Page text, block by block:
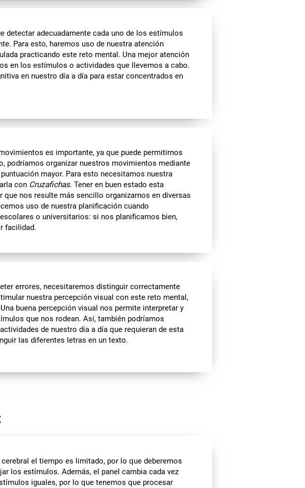
detectar adecuadamente cada uno de los estímulos
Para esto, haremos uso de nuestra atención
practicando este reto mental. Una mejor atención
en los estímulos o actividades que llevemos a cabo.
en nuestro día a día para estar concentrados en
es importante, ya que puede permitirnos
podríamos organizar nuestros movimientos mediante
mayor. Para esto necesitamos nuestra
con Cruzafichas. Tener en buen estado esta
que nos resulte más sencillo organizarnos en diversas
uso de nuestra planificación cuando
o universitarios: si nos planificamos bien,
facilidad.
errores, necesitaremos distinguir correctamente
nuestra percepción visual con este reto mental,
buena percepción visual nos permite interpretar y
que nos rodean. Así, también podríamos
de nuestro día a día que requieran de esta
las diferentes letras en un texto.
el tiempo es limitado, por lo que deberemos
los estímulos. Además, el panel cambia cada vez
iguales, por lo que tenemos que procesar